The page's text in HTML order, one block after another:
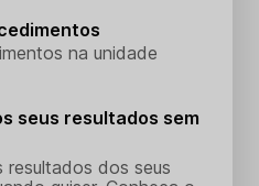
na unidade
seus resultados sem
resultados dos seus